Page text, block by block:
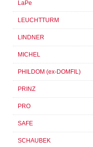
LaPe
LEUCHTTURM
LINDNER
MICHEL
PHILDOM (ex-DOMFIL)
PRINZ
PRO
SAFE
SCHAUBEK